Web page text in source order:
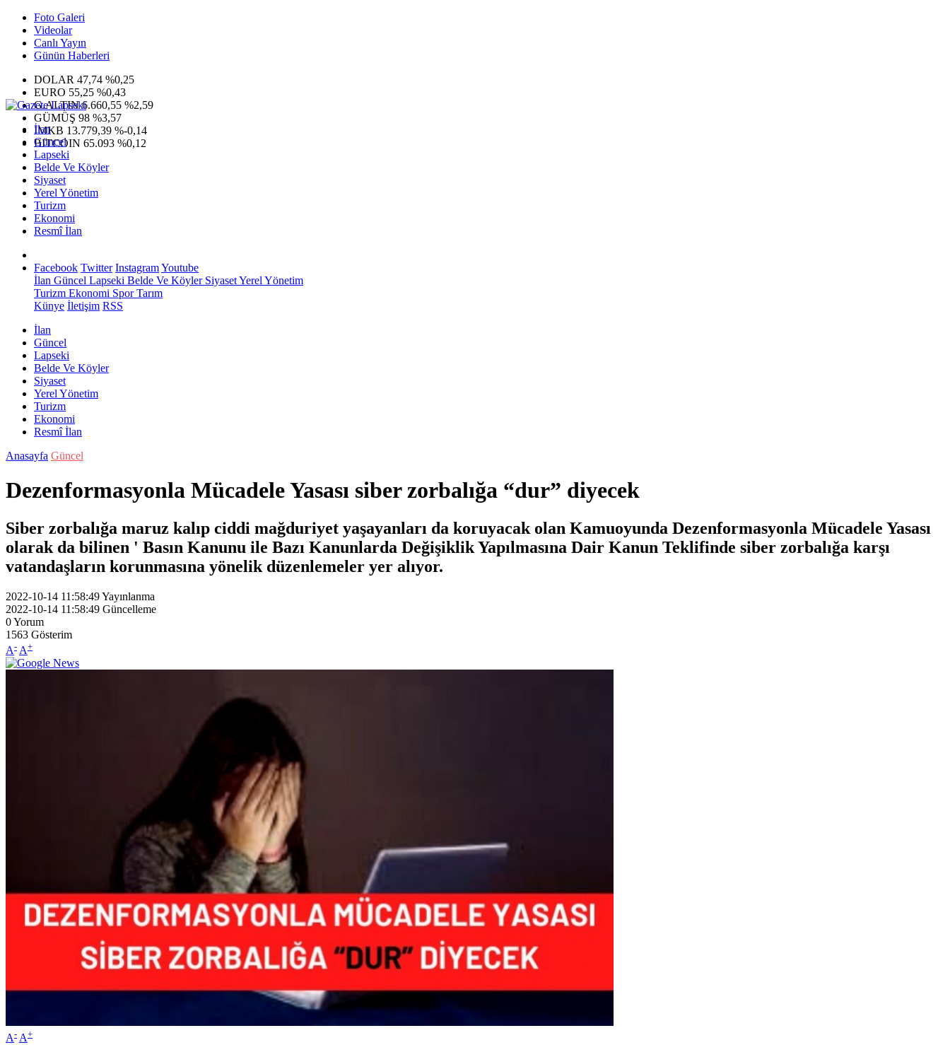
Foto Galeri
Videolar
Canlı Yayın
Günün Haberleri
DOLAR 47,74 %0,25
EURO 55,25 %0,43
G.ALTIN6.660,55 %2,59
GÜMÜŞ 98 %3,57
IMKB 13.779,39 %-0,14
BITCOIN 65.093 %0,12
İlan
Güncel
Lapseki
Belde Ve Köyler
Siyaset
Yerel Yönetim
Turizm
Ekonomi
Resmî İlan
Facebook Twitter InstagramYoutube
İlan Güncel Lapseki Belde Ve KöylerSiyasetYerel Yönetim
Turizm Ekonomi SporTarım
Künye İletişim RSS
İlan
Güncel
Lapseki
Belde Ve Köyler
Siyaset
Yerel Yönetim
Turizm
Ekonomi
Resmî İlan
Anasayfa Güncel
Dezenformasyonla Mücadele Yasası siber zorbalığa “dur” diyecek
Siber zorbalığa maruz kalıp ciddi mağduriyet yaşayanları da koruyacak olan Kamuoyunda Dezenformasyonla Mücadele Yasası
olarak da bilinen ' Basın Kanunu ile Bazı Kanunlarda Değişiklik Yapılmasına Dair Kanun Teklifinde siber zorbalığa karşı
vatandaşların korunmasına yönelik düzenlemeler yer alıyor.
2022-10-14 11:58:49Yayınlanma
2022-10-14 11:58:49 Güncelleme
0Yorum
1563 Gösterim
A- A+
A- A+